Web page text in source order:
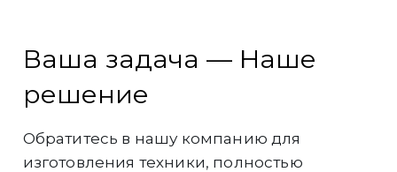
Ваша задача — Наше
решение
Обратитесь в нашу компанию для
изготовления техники, полностью